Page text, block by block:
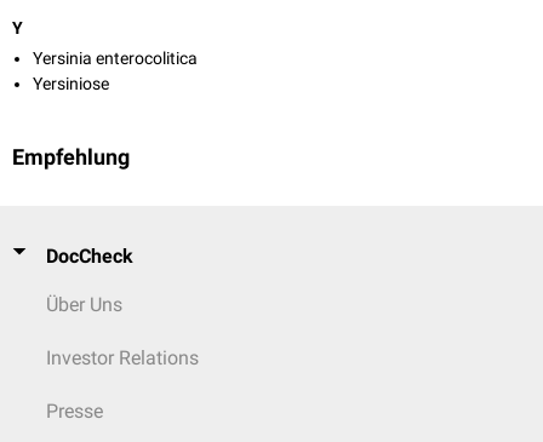
Y
Yersinia enterocolitica
Yersiniose
Empfehlung
DocCheck
Über Uns
Investor Relations
Presse